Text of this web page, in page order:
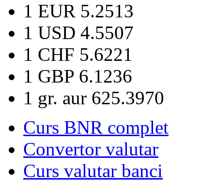
1 EUR 5.2513
1 USD 4.5507
1 CHF 5.6221
1 GBP 6.1236
1 gr. aur 625.3970
Curs BNR complet
Convertor valutar
Curs valutar banci